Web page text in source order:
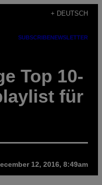
+ DEUTSCH
SUBSCRIBENEWSLETTER
Top 10-
für
12, 2016, 8:49am